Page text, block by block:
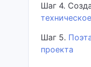
Шаг 4.
Шаг 5.
проекта